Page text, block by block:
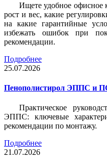
Ищете удобное офисное
рост и вес, какие
на какие гарантийные
избежать ошибок при
рекомендации.
Подробнее
25.07.2026
Пенополистирол ЭППС и
Практическое
ЭППС: ключевые
рекомендации по монтажу.
Подробнее
21.07.2026